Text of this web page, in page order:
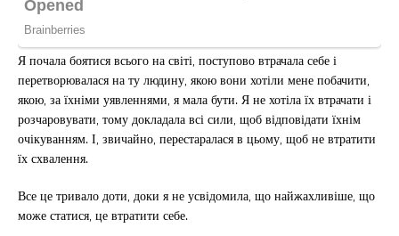
Я почала боятися всього на світі, поступово втрачала себе і
перетворювалася на ту людину, якою вони хотіли мене побачити,
якою, за їхніми уявленнями, я мала бути. Я не хотіла їх втрачати і
розчаровувати, тому докладала всі сили, щоб відповідати їхнім
очікуванням. І, звичайно, перестаралася в цьому, щоб не втратити
їх схвалення.
Все це тривало доти, доки я не усвідомила, що найжахливіше, що
може статися, це втратити себе.